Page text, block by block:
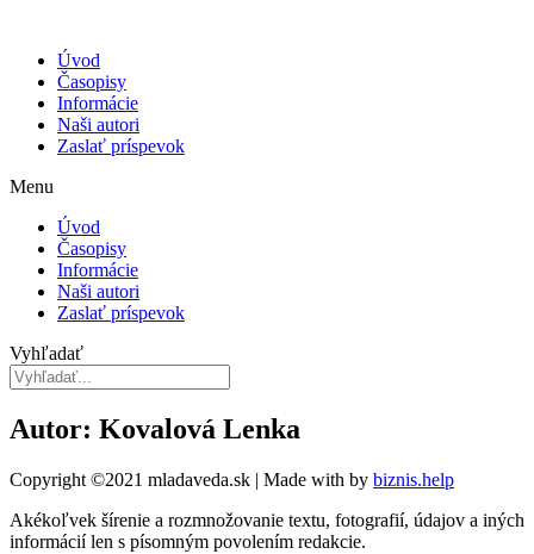
Úvod
Časopisy
Informácie
Naši autori
Zaslať príspevok
Menu
Úvod
Časopisy
Informácie
Naši autori
Zaslať príspevok
Vyhľadať
Autor: Kovalová Lenka
Copyright ©2021 mladaveda.sk | Made with by biznis.help
Akékoľvek šírenie a rozmnožovanie textu, fotografií, údajov a iných
informácií len s písomným povolením redakcie.